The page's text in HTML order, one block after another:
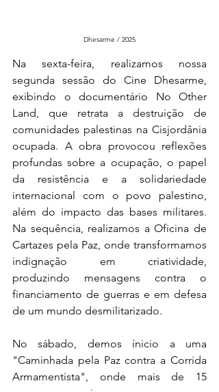
Dhesarme / 2025
Na sexta-feira, realizamos nossa
segunda sessão do Cine Dhesarme,
exibindo o documentário No Other
Land, que retrata a destruição de
comunidades palestinas na Cisjordânia
ocupada. A obra provocou reflexões
profundas sobre a ocupação, o papel
da resistência e a solidariedade
internacional com o povo palestino,
além do impacto das bases militares.
Na sequência, realizamos a Oficina de
Cartazes pela Paz, onde transformamos
indignação em criatividade,
produzindo mensagens contra o
financiamento de guerras e em defesa
de um mundo desmilitarizado.
No sábado, demos ínicio a uma
"Caminhada pela Paz contra a Corrida
Armamentista", onde mais de 15